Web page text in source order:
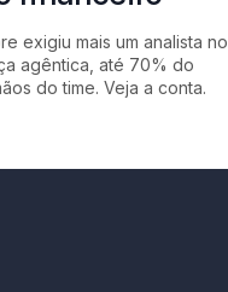
exigiu mais um analista no
agêntica, até 70% do
do time. Veja a conta.